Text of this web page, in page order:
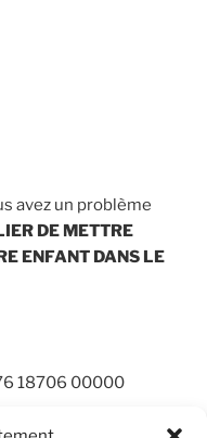
avez un problème
DE METTRE
ENFANT DANS LE
18706 00000